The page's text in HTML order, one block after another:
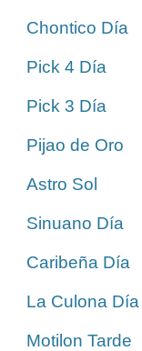
Chontico Día
Pick 4 Día
Pick 3 Día
Pijao de Oro
Astro Sol
Sinuano Día
Caribeña Día
La Culona Día
Motilon Tarde